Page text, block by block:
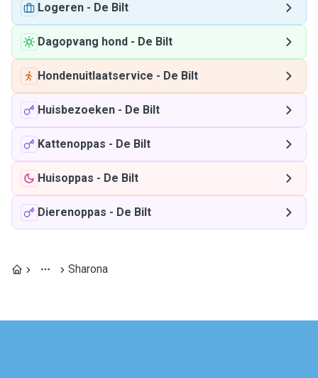
Logeren - De Bilt
Dagopvang hond - De Bilt
Hondenuitlaatservice - De Bilt
Huisbezoeken - De Bilt
Kattenoppas - De Bilt
Huisoppas - De Bilt
Dierenoppas - De Bilt
Sharona